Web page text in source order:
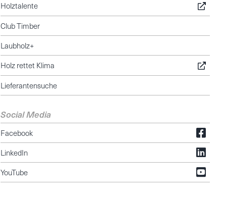
Holztalente
Club Timber
Laubholz+
Holz rettet Klima
Lieferantensuche
Social Media
Facebook
LinkedIn
YouTube